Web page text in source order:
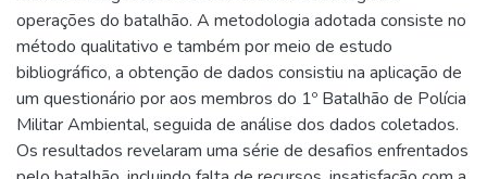
operações do batalhão. A metodologia adotada consiste no
método qualitativo e também por meio de estudo
bibliográfico, a obtenção de dados consistiu na aplicação de
um questionário por aos membros do 1º Batalhão de Polícia
Militar Ambiental, seguida de análise dos dados coletados.
Os resultados revelaram uma série de desafios enfrentados